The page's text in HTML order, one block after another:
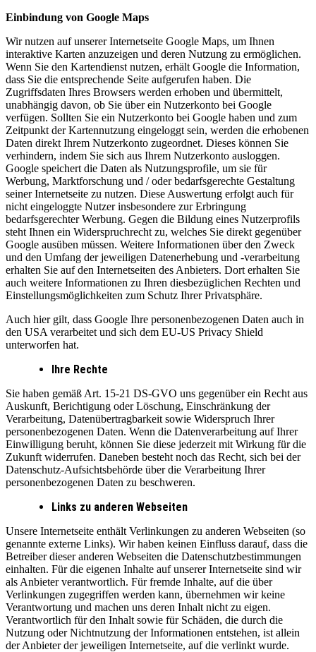
Einbindung von Google Maps
Wir nutzen auf unserer Internetseite Google Maps, um Ihnen
interaktive Karten anzuzeigen und deren Nutzung zu ermöglichen.
Wenn Sie den Kartendienst nutzen, erhält Google die Information,
dass Sie die entsprechende Seite aufgerufen haben. Die
Zugriffsdaten Ihres Browsers werden erhoben und übermittelt,
unabhängig davon, ob Sie über ein Nutzerkonto bei Google
verfügen. Sollten Sie ein Nutzerkonto bei Google haben und zum
Zeitpunkt der Kartennutzung eingeloggt sein, werden die erhobenen
Daten direkt Ihrem Nutzerkonto zugeordnet. Dieses können Sie
verhindern, indem Sie sich aus Ihrem Nutzerkonto ausloggen.
Google speichert die Daten als Nutzungsprofile, um sie für
Werbung, Marktforschung und / oder bedarfsgerechte Gestaltung
seiner Internetseite zu nutzen. Diese Auswertung erfolgt auch für
nicht eingeloggte Nutzer insbesondere zur Erbringung
bedarfsgerechter Werbung. Gegen die Bildung eines Nutzerprofils
steht Ihnen ein Widerspruchrecht zu, welches Sie direkt gegenüber
Google ausüben müssen. Weitere Informationen über den Zweck
und den Umfang der jeweiligen Datenerhebung und -verarbeitung
erhalten Sie auf den Internetseiten des Anbieters. Dort erhalten Sie
auch weitere Informationen zu Ihren diesbezüglichen Rechten und
Einstellungsmöglichkeiten zum Schutz Ihrer Privatsphäre.
Auch hier gilt, dass Google Ihre personenbezogenen Daten auch in
den USA verarbeitet und sich dem EU-US Privacy Shield
unterworfen hat.
Ihre Rechte
Sie haben gemäß Art. 15-21 DS-GVO uns gegenüber ein Recht aus
Auskunft, Berichtigung oder Löschung, Einschränkung der
Verarbeitung, Datenübertragbarkeit sowie Widerspruch Ihrer
personenbezogenen Daten. Wenn die Datenverarbeitung auf Ihrer
Einwilligung beruht, können Sie diese jederzeit mit Wirkung für die
Zukunft widerrufen. Daneben besteht noch das Recht, sich bei der
Datenschutz-Aufsichtsbehörde über die Verarbeitung Ihrer
personenbezogenen Daten zu beschweren.
Links zu anderen Webseiten
Unsere Internetseite enthält Verlinkungen zu anderen Webseiten (so
genannte externe Links). Wir haben keinen Einfluss darauf, dass die
Betreiber dieser anderen Webseiten die Datenschutzbestimmungen
einhalten. Für die eigenen Inhalte auf unserer Internetseite sind wir
als Anbieter verantwortlich. Für fremde Inhalte, auf die über
Verlinkungen zugegriffen werden kann, übernehmen wir keine
Verantwortung und machen uns deren Inhalt nicht zu eigen.
Verantwortlich für den Inhalt sowie für Schäden, die durch die
Nutzung oder Nichtnutzung der Informationen entstehen, ist allein
der Anbieter der jeweiligen Internetseite, auf die verlinkt wurde.